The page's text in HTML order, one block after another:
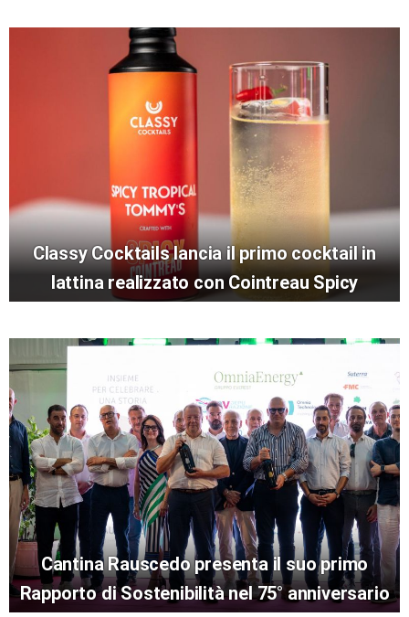
Classy Cocktails lancia il primo cocktail in
lattina realizzato con Cointreau Spicy
Cantina Rauscedo presenta il suo primo
Rapporto di Sostenibilità nel 75° anniversario